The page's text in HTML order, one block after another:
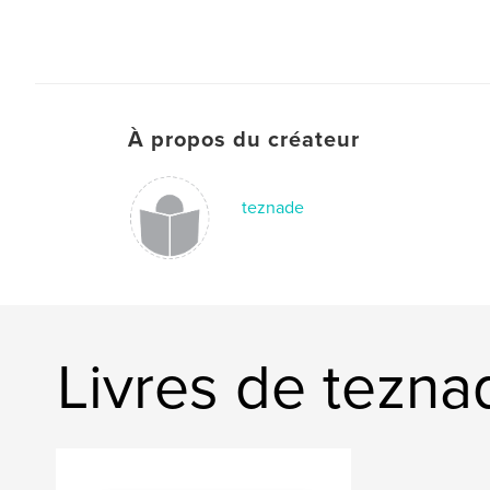
À propos du créateur
teznade
Livres de